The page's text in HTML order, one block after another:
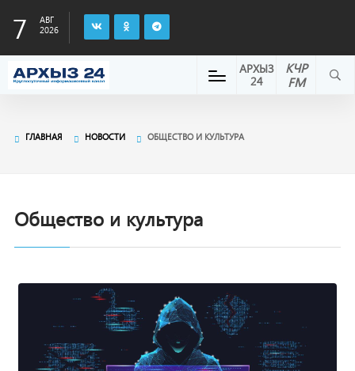
7
АВГ
2026
КЧР
FM
АРХЫЗ
24
ГЛАВНАЯ НОВОСТИ ОБЩЕСТВО И КУЛЬТУРА
Общество и культура